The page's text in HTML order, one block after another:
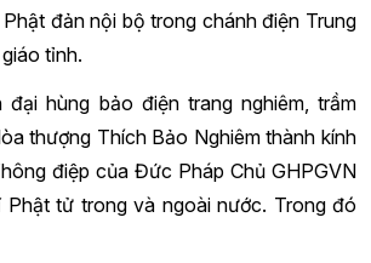
đản nội bộ trong chánh điện Trung
tỉnh.
đại hùng bảo điện trang nghiêm, trầm
thượng Thích Bảo Nghiêm thành kính
điệp của Đức Pháp Chủ GHPGVN
Phật tử trong và ngoài nước. Trong đó